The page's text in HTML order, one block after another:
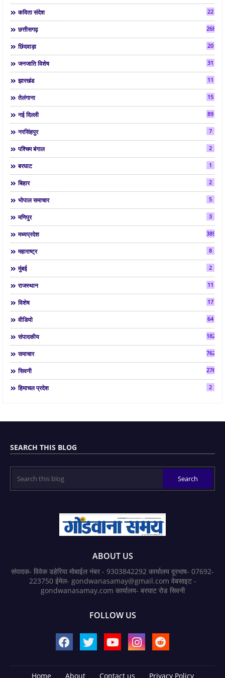
कविता संदेश 22
छत्तीसगढ़ 268
छिंदवाड़ा 20
जनजाति विशेष 31
झारखंड 11
तेलंगाना 15
नई दिल्ली 89
नरसिंहपुर 7
पश्चिम बंगाल 2
बरघाट 1
बिहार 2
भोपाल समाचार 5
मणिपुर 3
मध्यप्रदेश 3892
महाराष्ट्र 8
मुंबई 2
राजस्थान 11
विशेष 17
वीडियो 64
संपादकीय 182
समाचार 7624
सिवनी 2763
हिमाचल प्रदेश 2
SEARCH THIS BLOG
ABOUT US
संपादक- विवेक डहेरिया मोबाईल नंबर - 9303842292 कार्यालय दूरभाष- 07692-
223750 ईमेल- gondwanasamay@gmail.com वेबसाइट -
gondwanasamay.com कार्यालय- बरघाट रोड सिवनी
FOLLOW US
Home About Contact us Privacy Policy